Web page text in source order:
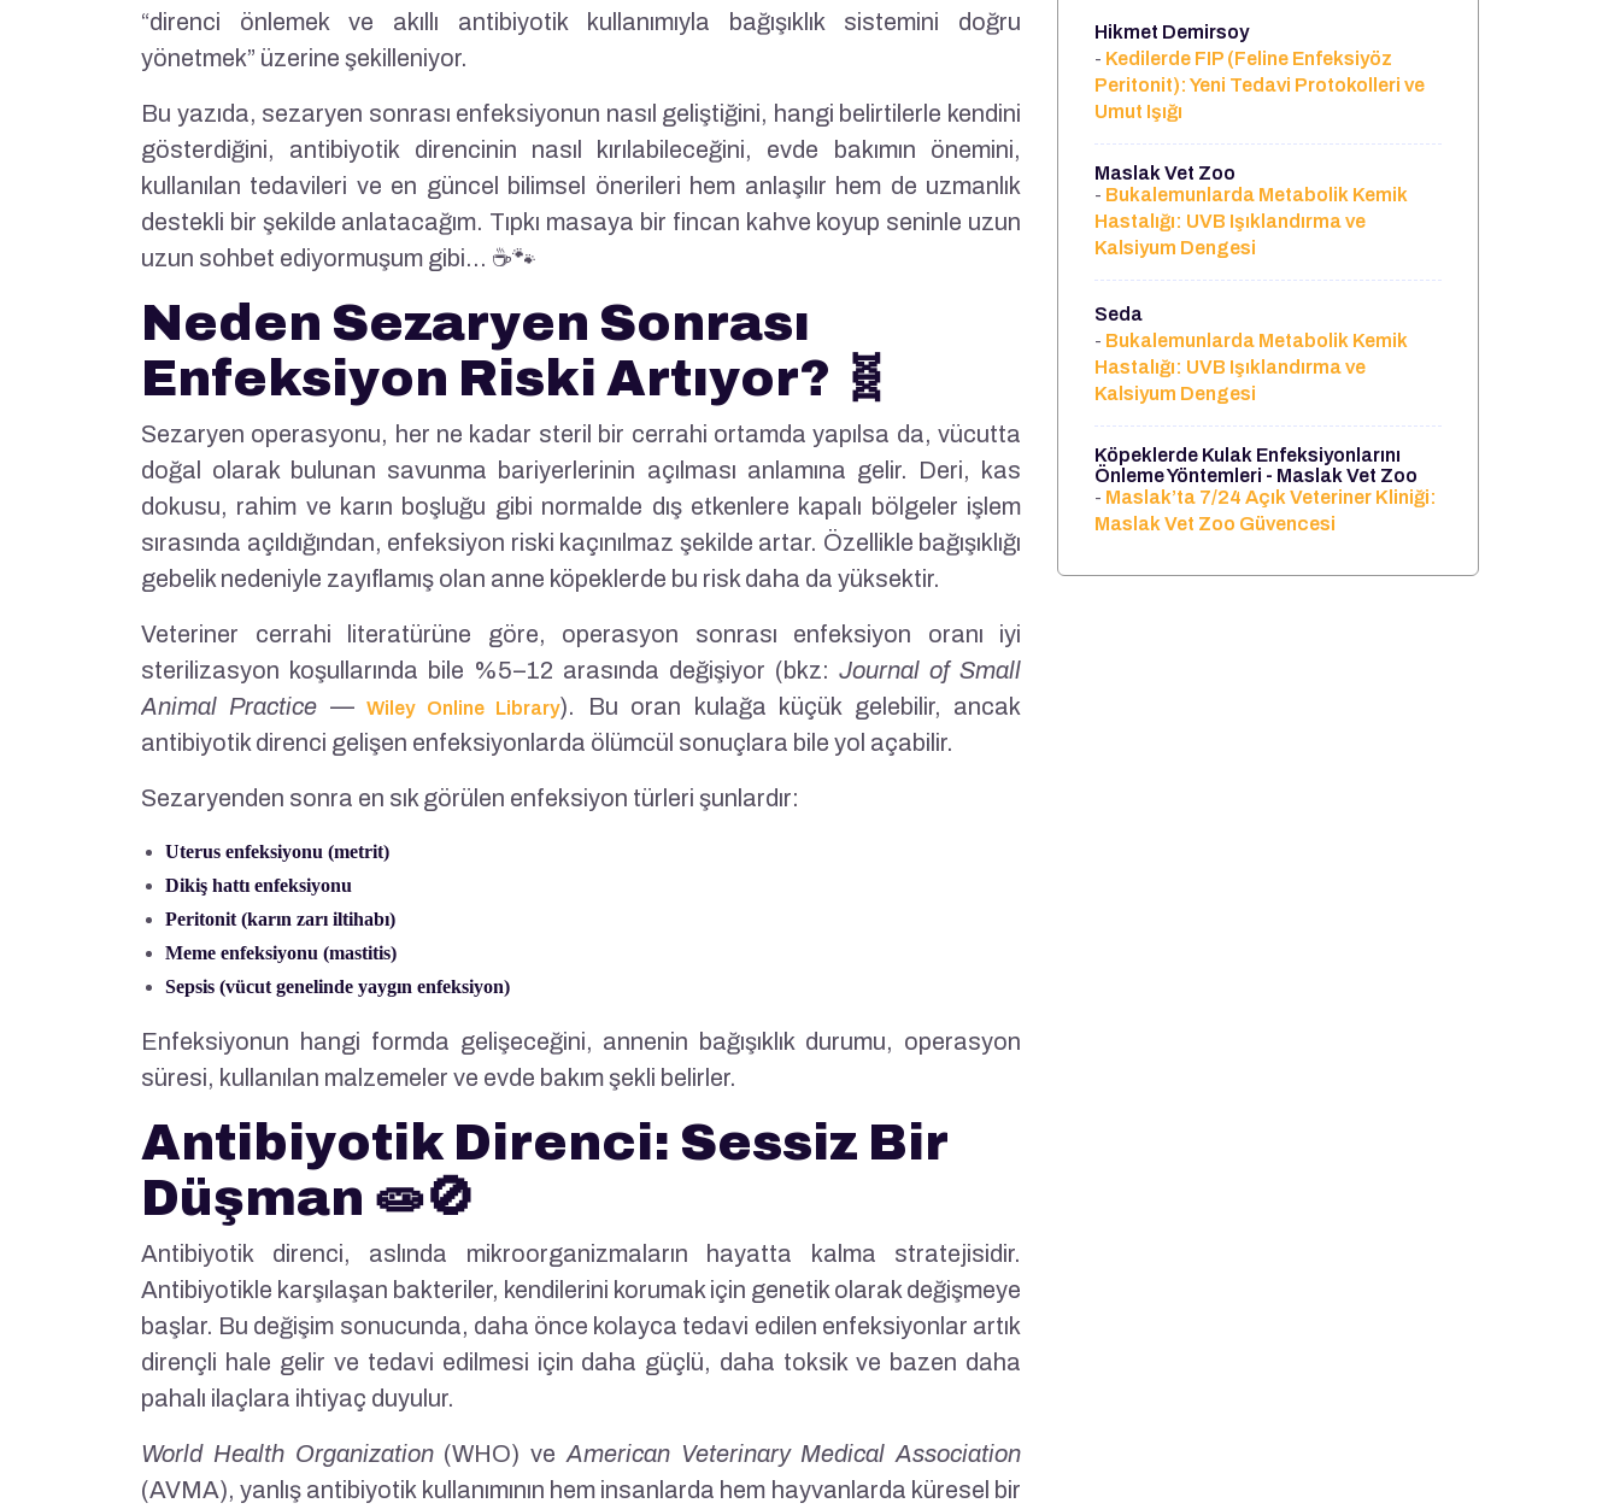
“direnci önlemek ve akıllı antibiyotik kullanımıyla bağışıklık sistemini doğru
yönetmek” üzerine şekilleniyor.
Bu yazıda, sezaryen sonrası enfeksiyonun nasıl geliştiğini, hangi belirtilerle kendini
gösterdiğini, antibiyotik direncinin nasıl kırılabileceğini, evde bakımın önemini,
kullanılan tedavileri ve en güncel bilimsel önerileri hem anlaşılır hem de uzmanlık
destekli bir şekilde anlatacağım. Tıpkı masaya bir fincan kahve koyup seninle uzun
uzun sohbet ediyormuşum gibi… ☕🐾
Neden Sezaryen Sonrası
Enfeksiyon Riski Artıyor? 🧬
Sezaryen operasyonu, her ne kadar steril bir cerrahi ortamda yapılsa da, vücutta
doğal olarak bulunan savunma bariyerlerinin açılması anlamına gelir. Deri, kas
dokusu, rahim ve karın boşluğu gibi normalde dış etkenlere kapalı bölgeler işlem
sırasında açıldığından, enfeksiyon riski kaçınılmaz şekilde artar. Özellikle bağışıklığı
gebelik nedeniyle zayıflamış olan anne köpeklerde bu risk daha da yüksektir.
Veteriner cerrahi literatürüne göre, operasyon sonrası enfeksiyon oranı iyi
sterilizasyon koşullarında bile %5–12 arasında değişiyor (bkz: Journal of Small
Animal Practice —Wiley Online Library). Bu oran kulağa küçük gelebilir, ancak
antibiyotik direnci gelişen enfeksiyonlarda ölümcül sonuçlara bile yol açabilir.
Sezaryenden sonra en sık görülen enfeksiyon türleri şunlardır:
Uterus enfeksiyonu (metrit)
Dikiş hattı enfeksiyonu
Peritonit (karın zarı iltihabı)
Meme enfeksiyonu (mastitis)
Sepsis (vücut genelinde yaygın enfeksiyon)
Enfeksiyonun hangi formda gelişeceğini, annenin bağışıklık durumu, operasyon
süresi, kullanılan malzemeler ve evde bakım şekli belirler.
Antibiyotik Direnci: Sessiz Bir
Düşman 🧫🚫
Antibiyotik direnci, aslında mikroorganizmaların hayatta kalma stratejisidir.
Antibiyotikle karşılaşan bakteriler, kendilerini korumak için genetik olarak değişmeye
başlar. Bu değişim sonucunda, daha önce kolayca tedavi edilen enfeksiyonlar artık
dirençli hale gelir ve tedavi edilmesi için daha güçlü, daha toksik ve bazen daha
pahalı ilaçlara ihtiyaç duyulur.
World Health Organization(WHO) ve American Veterinary Medical Association
(AVMA), yanlış antibiyotik kullanımının hem insanlarda hem hayvanlarda küresel bir
Hikmet Demirsoy
- Kedilerde FIP (Feline Enfeksiyöz
Peritonit): Yeni Tedavi Protokolleri ve
Umut Işığı
Maslak Vet Zoo
- Bukalemunlarda Metabolik Kemik
Hastalığı: UVB Işıklandırma ve
Kalsiyum Dengesi
Seda
- Bukalemunlarda Metabolik Kemik
Hastalığı: UVB Işıklandırma ve
Kalsiyum Dengesi
Köpeklerde Kulak Enfeksiyonlarını
Önleme Yöntemleri - Maslak Vet Zoo
- Maslak’ta 7/24 Açık Veteriner Kliniği:
Maslak Vet Zoo Güvencesi